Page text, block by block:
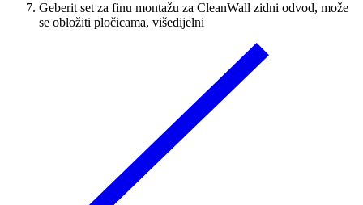
Geberit set za finu montažu za CleanWall zidni odvod, može
se obložiti pločicama, višedijelni